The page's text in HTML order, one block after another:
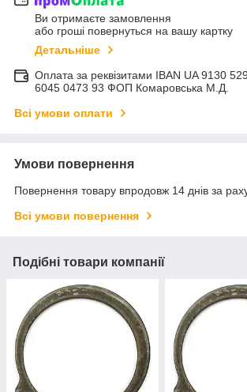
Ви отримаєте замовлення
або гроші повернуться на вашу картку
Детальніше
Оплата за реквізитами IBAN UA 9130
6045 0473 93 ФОП Комаровська М.Д.
Всі умови оплати
Умови повернення
Повернення товару впродовж 14 днів за
Всі умови повернення
Подібні товари компанії